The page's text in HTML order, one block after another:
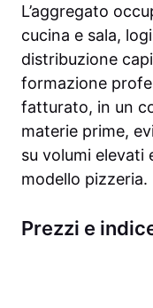
L’aggregato
cucina e sala,
distribuzione
formazione
fatturato, in un
materie prime,
su volumi elevati
modello pizzeria.
Prezzi e